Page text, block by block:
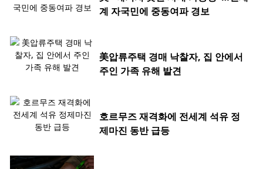
계 자국민에 중동여파 경보
美압류주택 경매 낙찰자, 집 안에서
주인 가족 유해 발견
호르무즈 재격화에 전세계 석유 정
제마진 동반 급등